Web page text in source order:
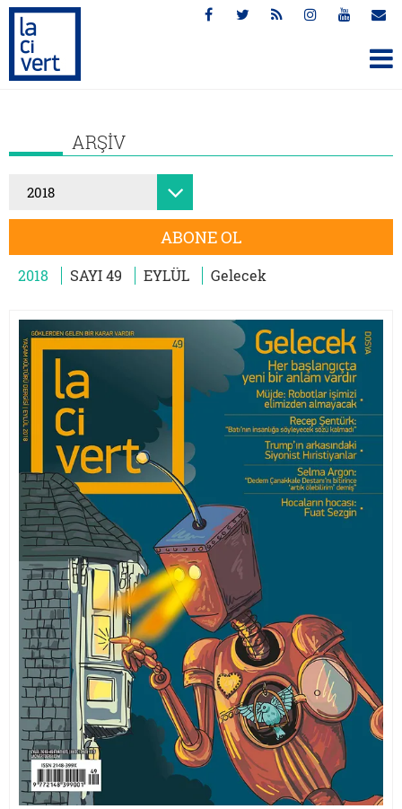
ARŞİV
ABONE OL
2018 SAYI 49 EYLÜL Gelecek